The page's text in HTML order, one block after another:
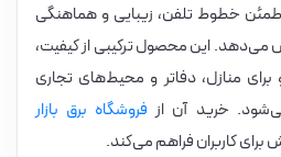
مطمئن خطوط تلفن، زیبایی و هماهنگی
می‌دهد. این محصول ترکیبی از کیفیت،
منازل، دفاتر و محیط‌های تجاری
خرید آن از فروشگاه برق بازار
کاربران فراهم می‌کند.